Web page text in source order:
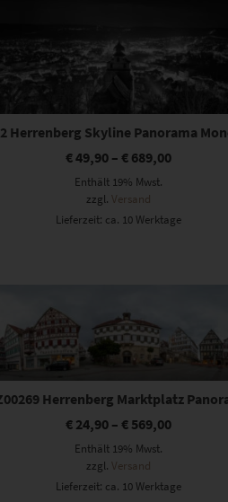
Herrenberg Skyline Panorama
€49,90 –€ 689,00
Enthält 19% Mwst.
zzgl.Versand
Lieferzeit: ca. 10 Werktage
Herrenberg Marktplatz
€ 24,90 –€ 569,00
Enthält 19% Mwst.
zzgl.Versand
Lieferzeit: ca. 10 Werktage